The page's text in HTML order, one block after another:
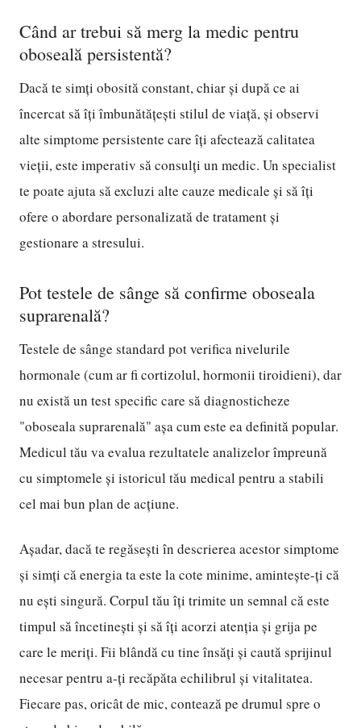
Când ar trebui să merg la medic pentru
oboseală persistentă?
Dacă te simți obosită constant, chiar și după ce ai
încercat să îți îmbunătățești stilul de viață, și observi
alte simptome persistente care îți afectează calitatea
vieții, este imperativ să consulți un medic. Un specialist
te poate ajuta să excluzi alte cauze medicale și să îți
ofere o abordare personalizată de tratament și
gestionare a stresului.
Pot testele de sânge să confirme oboseala
suprarenală?
Testele de sânge standard pot verifica nivelurile
hormonale (cum ar fi cortizolul, hormonii tiroidieni), dar
nu există un test specific care să diagnosticheze
"oboseala suprarenală" așa cum este ea definită popular.
Medicul tău va evalua rezultatele analizelor împreună
cu simptomele și istoricul tău medical pentru a stabili
cel mai bun plan de acțiune.
Așadar, dacă te regăsești în descrierea acestor simptome
și simți că energia ta este la cote minime, amintește-ți că
nu ești singură. Corpul tău îți trimite un semnal că este
timpul să încetinești și să îți acorzi atenția și grija pe
care le meriți. Fii blândă cu tine însăți și caută sprijinul
necesar pentru a-ți recăpăta echilibrul și vitalitatea.
Fiecare pas, oricât de mic, contează pe drumul spre o